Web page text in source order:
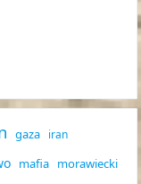
gaza iran
mafia morawiecki